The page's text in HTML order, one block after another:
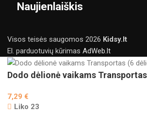
Naujienlaiškis
Visos teisės saugomos 2026 Kidsy.lt
El. parduotuvių kūrimas AdWeb.lt
Dodo dėlionė vaikams
7,29 €
Liko 23